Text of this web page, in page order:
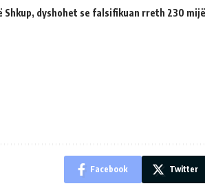
Shkup, dyshohet se falsifikuan rreth 230
Facebook Twitter